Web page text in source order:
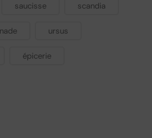
saucisse scandia
ursus
épicerie